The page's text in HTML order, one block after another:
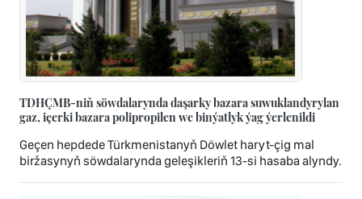
TDHÇMB-niň söwdalarynda daşarky bazara suwuklandyrylan
gaz, içerki bazara polipropilen we binýatlyk ýag ýerlenildi
Geçen hepdede Türkmenistanyň Döwlet haryt-çig mal
biržasynyň söwdalarynda geleşikleriň 13-si hasaba alyndy.